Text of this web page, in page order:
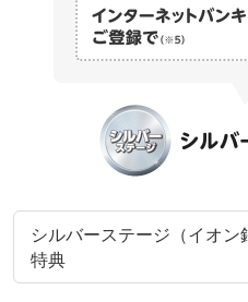
シルバーステージ（イオ
特典